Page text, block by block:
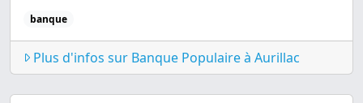
banque
Plus d'infos sur Banque Populaire à Aurillac